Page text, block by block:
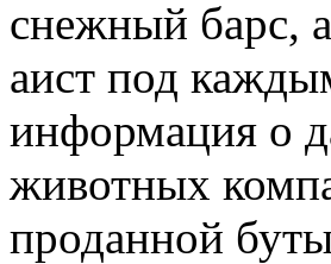
снежный барс,
аист под
информация о
животных
проданной